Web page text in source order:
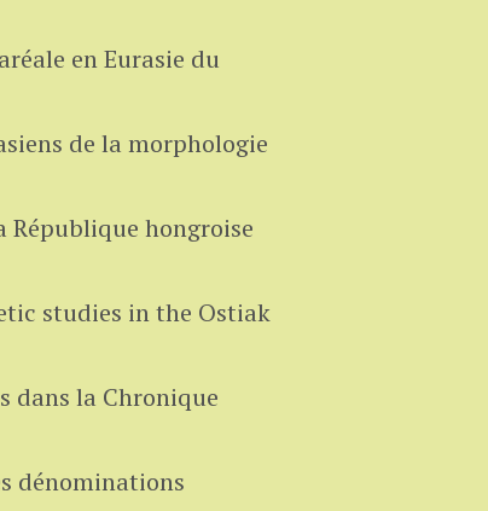
en Eurasie du
de la morphologie
République hongroise
studies in the Ostiak
dans la Chronique
dénominations